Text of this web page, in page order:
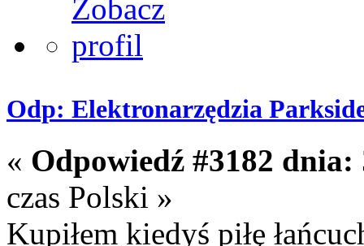
Odp: Elektronarzędzia
« Odpowiedź #3182 dnia:
czas Polski »
Kupiłem kiedyś piłę